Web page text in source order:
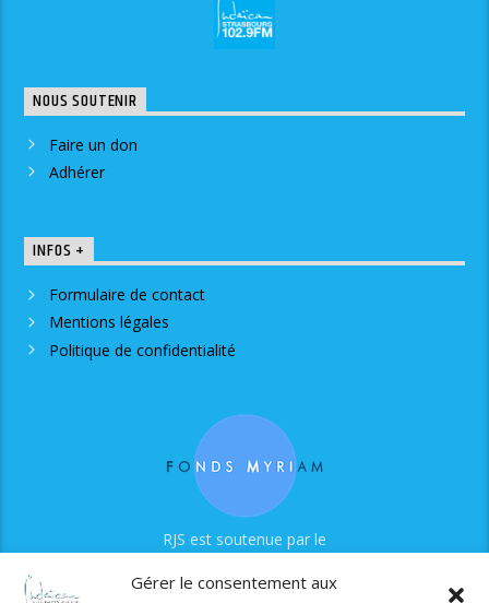
Gérer le consentement aux
NOUS SOUTENIR
Faire un don
Adhérer
INFOS +
Formulaire de contact
Mentions légales
Politique de confidentialité
RJS est soutenue par le